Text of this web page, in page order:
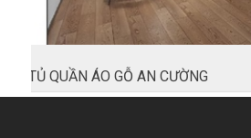
TỦ QUẦN ÁO GỖ AN CƯỜNG